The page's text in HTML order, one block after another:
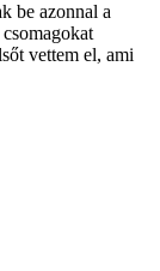
be azonnal a
vettem el, ami